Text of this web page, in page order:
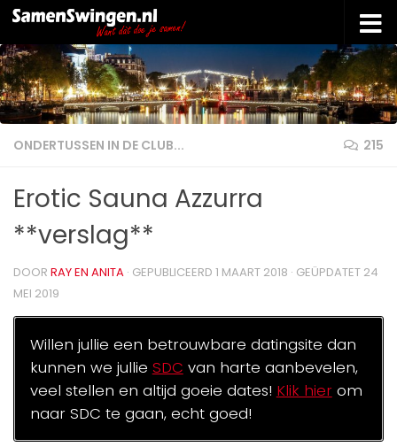
Doorgaan naar inhoud
ONDERTUSSEN IN DE CLUB... 215
Erotic Sauna Azzurra
**verslag**
DOOR RAY EN ANITA · GEPUBLICEERD 1 MAART 2018 · GEÜPDATET 24
MEI 2019
Willen jullie een betrouwbare datingsite dan
kunnen we jullie SDC van harte aanbevelen,
veel stellen en altijd goeie dates! Klik hierom
naar SDC te gaan, echt goed!